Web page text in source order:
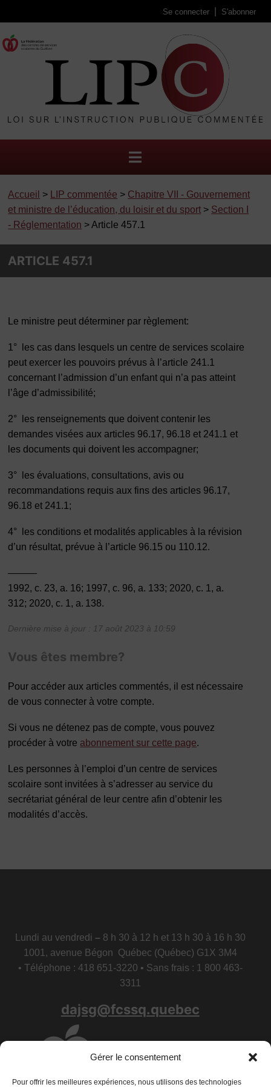
Gérer le consentement
Pour offrir les meilleures expériences, nous utilisons des technologies
Se connecter S'abonner
Accueil > LIP commentée > Chapitre VII - Gouvernement
et ministre de l’éducation, du loisir et du sport > Section I
- Réglementation > Article 457.1
ARTICLE 457.1
Le ministre peut déterminer par règlement:
1°
les cas dans lesquels un centre de services scolaire
peut exercer les pouvoirs prévus à l’article 241.1
concernant l’admission d’un enfant qui n’a pas atteint
l’âge d’admissibilité;
2°
les renseignements que doivent contenir les
demandes visées aux articles 96.17, 96.18 et 241.1 et
les documents qui doivent les accompagner;
3°
les évaluations, consultations, avis ou
recommandations requis aux fins des articles 96.17,
96.18 et 241.1;
4°
les conditions et modalités applicables à la révision
d’un résultat, prévue à l’article 96.15 ou 110.12.
———
1992, c. 23, a. 16; 1997, c. 96, a. 133; 2020, c. 1, a.
312; 2020, c. 1, a. 138.
Dernière mise à jour : 17 août 2023 à 10:59
Vous êtes membre?
Pour accéder aux articles commentés, il est nécessaire
de vous connecter à votre compte.
Si vous ne détenez pas de compte, vous pouvez
procéder à votre abonnement sur cette page.
Les personnes à l’emploi d’un centre de services
scolaire sont invitées à s’adresser au service du
secrétariat général de leur centre afin d’obtenir les
modalités d’accès.
Lundi au vendredi – 8 h 30 à 12 h et 13 h 30 à 16 h 30
1001, avenue Bégon Québec (Québec) G1X 3M4
• Téléphone : 418 651-3220 • Sans frais : 1 800 463-
3311
dajsg@fcssq.quebec